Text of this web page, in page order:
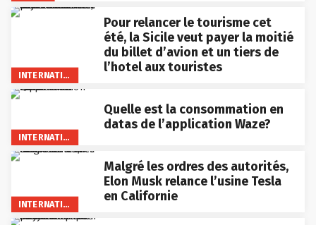
INTERNATIONAL
Pour relancer le tourisme cet
été, la Sicile veut payer la moitié
du billet d’avion et un tiers de
l’hotel aux touristes
INTERNATIONAL
Quelle est la consommation en
datas de l’application Waze?
INTERNATIONAL
Malgré les ordres des autorités,
Elon Musk relance l’usine Tesla
en Californie